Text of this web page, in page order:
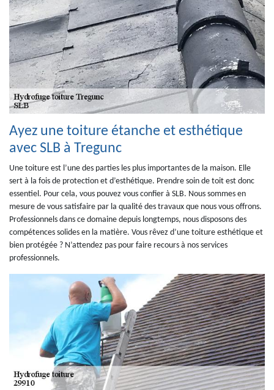
Ayez une toiture étanche et esthétique
avec SLB à Tregunc
Une toiture est l’une des parties les plus importantes de la maison. Elle
sert à la fois de protection et d’esthétique. Prendre soin de toit est donc
essentiel. Pour cela, vous pouvez vous confier à SLB. Nous sommes en
mesure de vous satisfaire par la qualité des travaux que nous vous offrons.
Professionnels dans ce domaine depuis longtemps, nous disposons des
compétences solides en la matière. Vous rêvez d’une toiture esthétique et
bien protégée ? N’attendez pas pour faire recours à nos services
professionnels.